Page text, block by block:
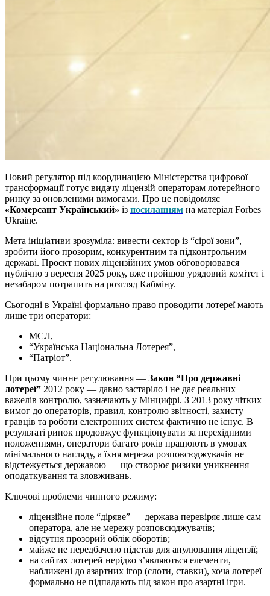
Новий регулятор під координацією Міністерства цифрової
трансформації готує видачу ліцензій операторам лотерейного
ринку за оновленими вимогами. Про це повідомляє
«Комерсант Український» із посиланням на матеріал Forbes
Ukraine.
Мета ініціативи зрозуміла: вивести сектор із “сірої зони”,
зробити його прозорим, конкурентним та підконтрольним
державі. Проєкт нових ліцензійних умов обговорювався
публічно з вересня 2025 року, вже пройшов урядовий комітет і
незабаром потрапить на розгляд Кабміну.
Сьогодні в Україні формально право проводити лотереї мають
лише три оператори:
МСЛ,
“Українська Національна Лотерея”,
“Патріот”.
При цьому чинне регулювання — Закон “Про державні
лотереї” 2012 року — давно застаріло і не дає реальних
важелів контролю, зазначають у Мінцифрі. З 2013 року чітких
вимог до операторів, правил, контролю звітності, захисту
гравців та роботи електронних систем фактично не існує. В
результаті ринок продовжує функціонувати за перехідними
положеннями, оператори багато років працюють в умовах
мінімального нагляду, а їхня мережа розповсюджувачів не
відстежується державою — що створює ризики уникнення
оподаткування та зловживань.
Ключові проблеми чинного режиму:
ліцензійне поле “діряве” — держава перевіряє лише сам
оператора, але не мережу розповсюджувачів;
відсутня прозорий облік оборотів;
майже не передбачено підстав для анулювання ліцензії;
на сайтах лотерей нерідко з’являються елементи,
наближені до азартних ігор (слоти, ставки), хоча лотереї
формально не підпадають під закон про азартні ігри.